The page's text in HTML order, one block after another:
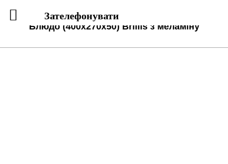
Блюдо (400x270x50) Brillis з меламіну
Зателефонувати